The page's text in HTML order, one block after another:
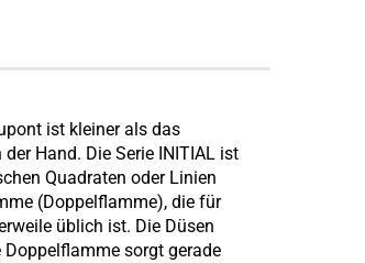
ist kleiner als das
Hand. Die Serie INITIAL ist
Quadraten oder Linien
(Doppelflamme), die für
üblich ist. Die Düsen
sorgt gerade